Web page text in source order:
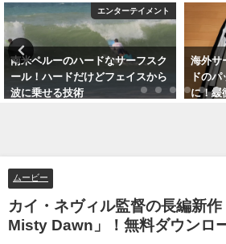
エンターテイメント
南米ペルーのハードなサーフスク
ール！ハードだけどフェイスから
波に乗せる技術
海外サ
ドの
に！緩
ムービー
カイ・ネヴィル監督の長編新
Misty Dawn」！無料ダウンロ